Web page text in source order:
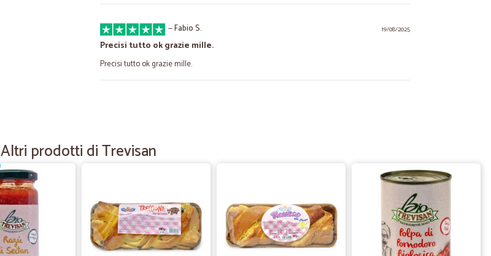
19/08/2025
—Fabio S.
Precisi tutto ok grazie mille.
Precisi tutto ok grazie mille.
19/04/2021
QUESTA VOLTA è ANDATO TUTTO BENE
QUESTA VOLTA è ANDATO TUTTO BENE. OTTIMO SERVIZIO
Altri prodotti di Trevisan